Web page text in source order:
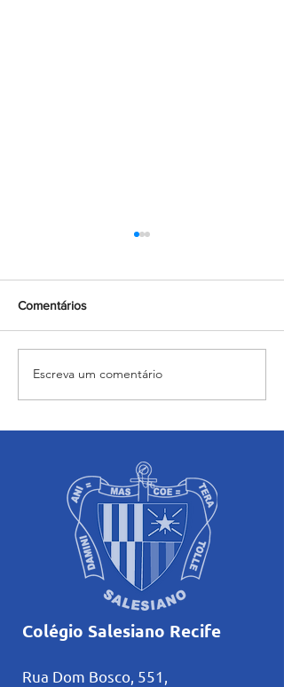
“Maria caminha nesta
voltadas ao mês mariano.
Comentários
Escreva um comentário
Colégio Salesiano Recife
Rua Dom Bosco, 551,